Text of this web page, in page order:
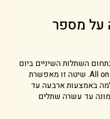
על מספר
השתלות השיניים ביום
אחד היא טכנולוגיית All on 4 ו All on 6. שיטה זו מאפשרת
באמצעות ארבעה עד
עד עשרה שתלים